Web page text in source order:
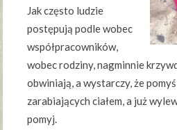
Jak często ludzie
postępują podle wobec
współpracowników,
wobec rodziny, nagminnie
obwiniają, a wystarczy, że
zarabiających ciałem, a już
pomyj.